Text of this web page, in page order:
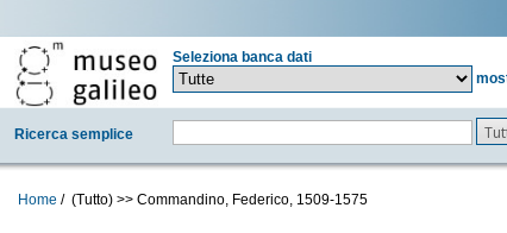
Seleziona banca dati
Ricerca semplice
Home / (Tutto) >> Commandino, Federico, 1509-1575